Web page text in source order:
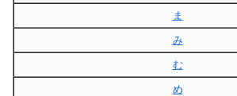
ま
み
む
め